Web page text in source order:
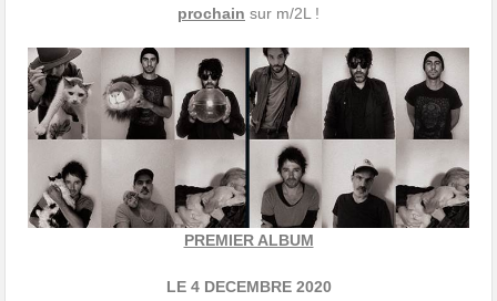
prochain sur m/2L !
PREMIER ALBUM
LE 4 DECEMBRE 2020